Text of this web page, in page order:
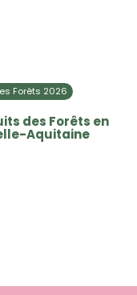
Forêts 2026
des Forêts en
Aquitaine